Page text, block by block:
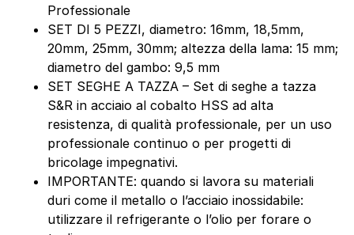
Professionale
SET DI 5 PEZZI, diametro: 16mm, 18,5mm,
20mm, 25mm, 30mm; altezza della lama: 15 mm;
diametro del gambo: 9,5 mm
SET SEGHE A TAZZA – Set di seghe a tazza
S&R in acciaio al cobalto HSS ad alta
resistenza, di qualità professionale, per un uso
professionale continuo o per progetti di
bricolage impegnativi.
IMPORTANTE: quando si lavora su materiali
duri come il metallo o l’acciaio inossidabile:
utilizzare il refrigerante o l’olio per forare o